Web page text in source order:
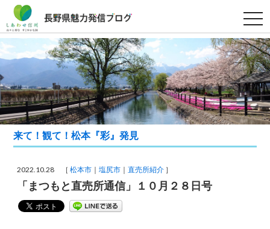
t
o
g
g
l
e
n
a
v
i
g
a
t
来て！観て！松本『彩』発見
2022.10.28 ［松本市 塩尻市 直売所紹介 ］
「まつもと直売所通信」１０月２８日号